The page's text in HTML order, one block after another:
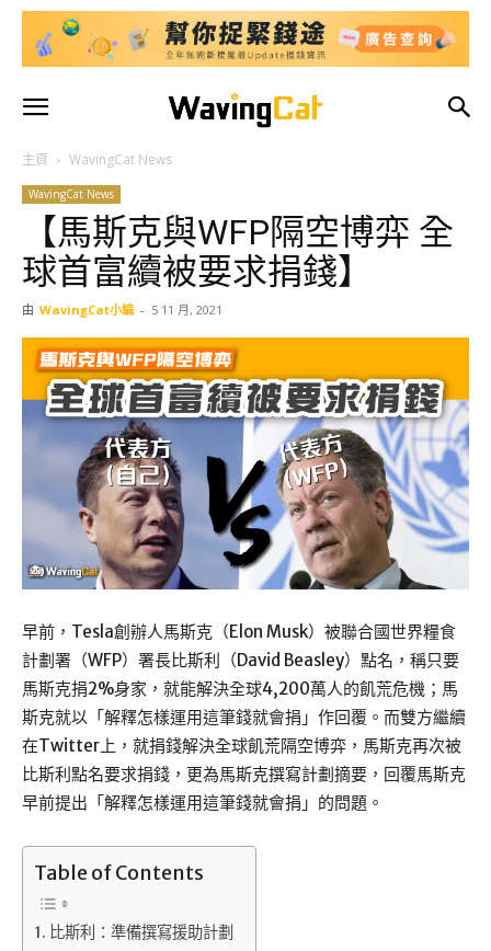
主頁 WavingCat News
WavingCat News
【馬斯克與WFP隔空博弈 全
球首富續被要求捐錢】
由 WavingCat小編 - 5 11 月, 2021
早前，Tesla創辦人馬斯克（Elon Musk）被聯合國世界糧食
計劃署（WFP）署長比斯利（David Beasley）點名，稱只要
馬斯克捐2%身家，就能解決全球4,200萬人的飢荒危機；馬
斯克就以「解釋怎樣運用這筆錢就會捐」作回覆。而雙方繼續
在Twitter上，就捐錢解決全球飢荒隔空博弈，馬斯克再次被
比斯利點名要求捐錢，更為馬斯克撰寫計劃摘要，回覆馬斯克
早前提出「解釋怎樣運用這筆錢就會捐」的問題。
Table of Contents
比斯利：準備撰寫援助計劃